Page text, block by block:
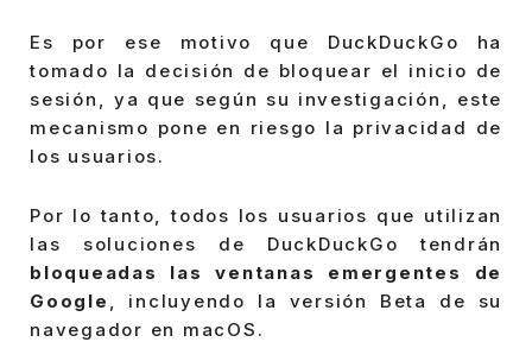
Es por ese motivo que DuckDuckGo ha
tomado la decisión de bloquear el inicio de
sesión, ya que según su investigación, este
mecanismo pone en riesgo la privacidad de
los usuarios.
Por lo tanto, todos los usuarios que utilizan
las soluciones de DuckDuckGo tendrán
bloqueadas las ventanas emergentes de
Google
, incluyendo la versión Beta de su
navegador en macOS.